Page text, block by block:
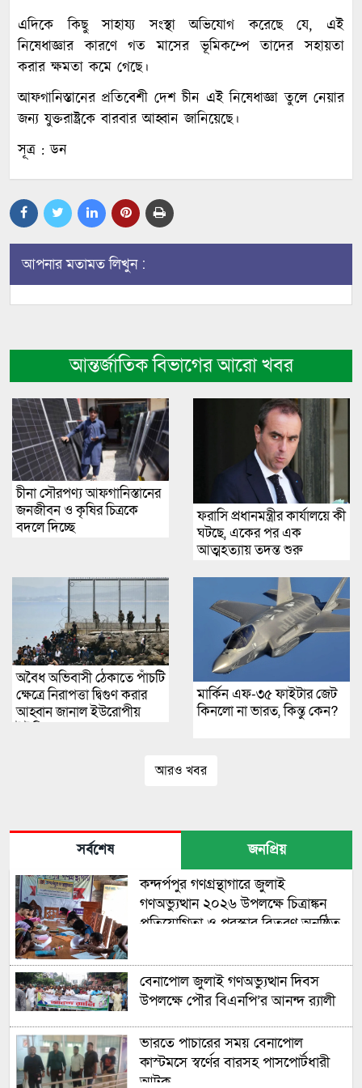
এদিকে কিছু সাহায্য সংস্থা অভিযোগ করেছে যে, এই
নিষেধাজ্ঞার কারণে গত মাসের ভূমিকম্পে তাদের সহায়তা
করার ক্ষমতা কমে গেছে।
আফগানিস্তানের প্রতিবেশী দেশ চীন এই নিষেধাজ্ঞা তুলে নেয়ার
জন্য যুক্তরাষ্ট্রকে বারবার আহ্বান জানিয়েছে।
সূত্র : ডন
আপনার মতামত লিখুন :
আন্তর্জাতিক বিভাগের আরো খবর
চীনা সৌরপণ্য আফগানিস্তানের
জনজীবন ও কৃষির চিত্রকে
বদলে দিচ্ছে
ফরাসি প্রধানমন্ত্রীর কার্যালয়ে কী
ঘটছে, একের পর এক
আত্মহত্যায় তদন্ত শুরু
অবৈধ অভিবাসী ঠেকাতে পাঁচটি
ক্ষেত্রে নিরাপত্তা দ্বিগুণ করার
আহ্বান জানাল ইউরোপীয়
মার্কিন এফ-৩৫ ফাইটার জেট
কিনলো না ভারত, কিন্তু কেন?
আরও খবর
সর্বশেষ জনপ্রিয়
কন্দর্পপুর গণগ্রন্থাগারে জুলাই
গণঅভ্যুত্থান ২০২৬ উপলক্ষে চিত্রাঙ্কন
প্রতিযোগিতা ও পুরস্কার বিতরণ অনুষ্ঠিত
বেনাপোল জুলাই গণঅভ্যুত্থান দিবস
উপলক্ষে পৌর বিএনপি’র আনন্দ র‍্যালী
ভারতে পাচারের সময় বেনাপোল
কাস্টমসে স্বর্ণের বারসহ পাসপোর্টধারী
আটক